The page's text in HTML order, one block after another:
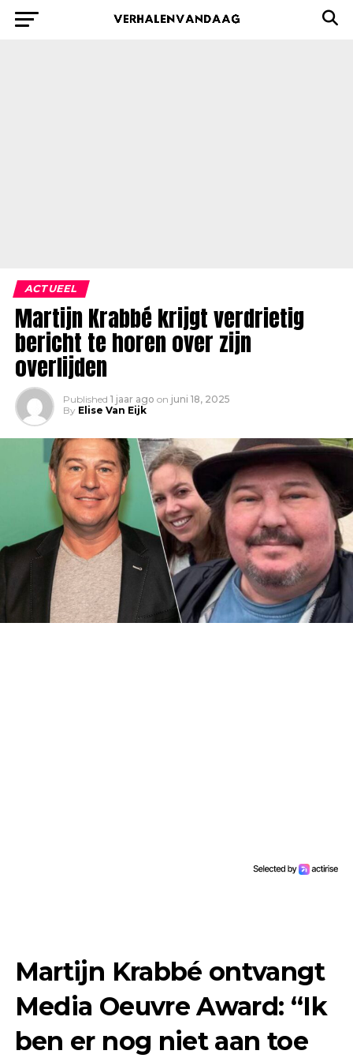
ACTUEEL
Martijn Krabbé krijgt verdrietig
bericht te horen over zijn
overlijden
Published 1 jaar ago on juni 18, 2025
By Elise Van Eijk
Martijn Krabbé ontvangt
Media Oeuvre Award: “Ik
ben er nog niet aan toe